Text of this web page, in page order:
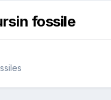
fossile